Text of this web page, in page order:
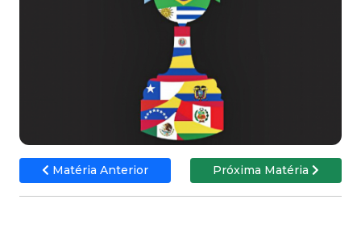
Matéria Anterior Próxima Matéria